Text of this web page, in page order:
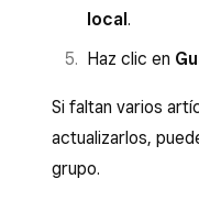
local.
Haz clic en
Si faltan varios
actualizarlos,
grupo.